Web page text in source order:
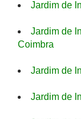
Jardim de
Jardim de
Coimbra
Jardim de
Jardim de